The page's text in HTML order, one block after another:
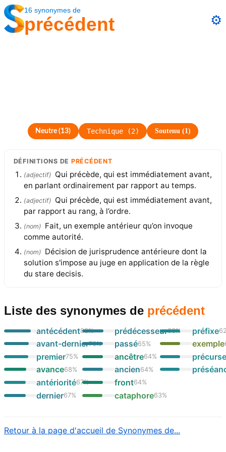
16synonymes de
précédent ⚙️
Neutre (13) Technique(2) Soutenu(1)
DÉFINITIONS DE PRÉCÉDENT
(adjectif) Qui précède, qui est immédiatement avant,
en parlant ordinairement par rapport au temps.
(adjectif) Qui précède, qui est immédiatement avant,
par rapport au rang, à l’ordre.
(nom) Fait, un exemple antérieur qu’on invoque
comme autorité.
(nom) Décision de jurisprudence antérieure dont la
solution s'impose au juge en application de la règle
du stare decisis.
Liste des synonymes de précédent
antécédent83%
avant-dernier76%
premier75%
avance68%
antériorité67%
dernier67%
prédécesseur66%
passé65%
ancêtre64%
ancien64%
front64%
cataphore63%
préfixe
exemple
Retour à la page d'accueil de Synonymes de...